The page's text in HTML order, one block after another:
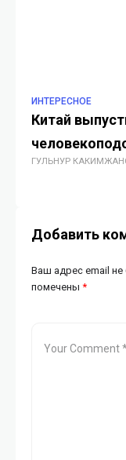
ИНТЕРЕСНОЕ
Китай
ГУЛЬНУР
Добавить
Ваш адрес email не
помечены *